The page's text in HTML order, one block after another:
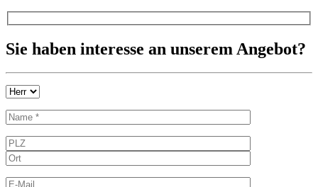
Sie haben interesse an unserem Angebot?